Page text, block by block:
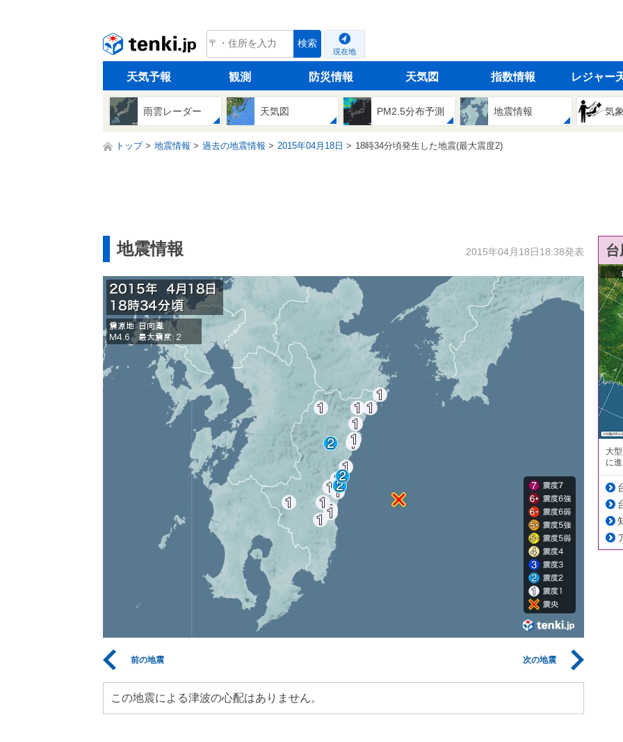
tenki.jp 検索
現在地
天気予報 観測 防災情報 天気図 指数情報 レジャー
雨雲レーダー 天気図 PM2.5分布予測 地震情報 気
トップ 地震情報 過去の地震情報 2015年04月18日 18時34分頃発生した地震(最大震度2)
地震情報 2015年04月18日18:38発表
前の地震 次の地震
この地震による津波の心配はありません。
大
に